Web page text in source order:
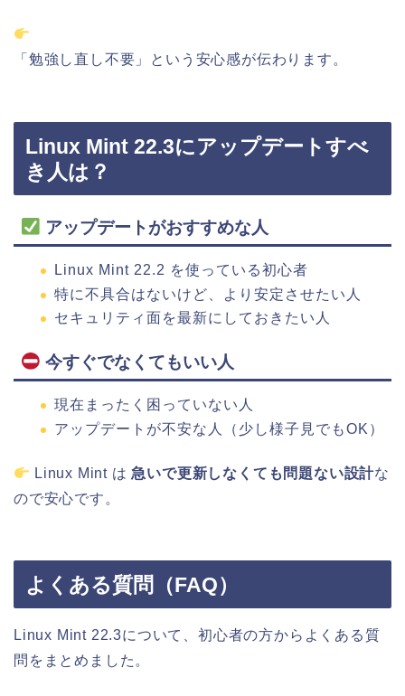
「勉強し直し不要」という安心感が伝わります。
Linux Mint 22.3にアップデートすべ
き人は？
アップデートがおすすめな人
Linux Mint 22.2 を使っている初心者
特に不具合はないけど、より安定させたい人
セキュリティ面を最新にしておきたい人
今すぐでなくてもいい人
現在まったく困っていない人
アップデートが不安な人（少し様子見でもOK）
Linux Mint は急いで更新しなくても問題ない設計な
ので安心です。
よくある質問（FAQ）
Linux Mint 22.3について、初心者の方からよくある質
問をまとめました。